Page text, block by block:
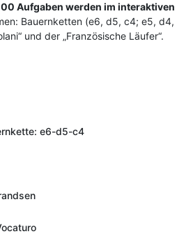
Aufgaben werden im interaktiven
Bauernketten (e6, d5, c4; e5, d4,
und der „Französische Läufer“.
e6-d5-c4